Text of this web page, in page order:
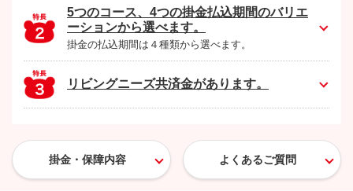
5つのコース、4つの掛金払込期間のバリエ
ーションから選べます。
掛金の払込期間は４種類から選べます。
リビングニーズ共済金があります。
掛金・保障内容 よくあるご質問